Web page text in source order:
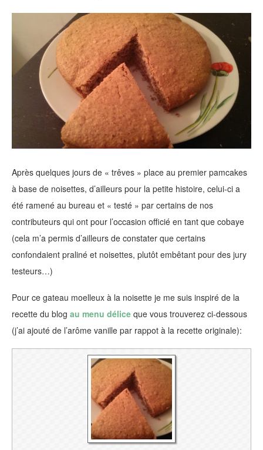
Après quelques jours de « trêves » place au premier pamcakes
à base de noisettes, d’ailleurs pour la petite histoire, celui-ci a
été ramené au bureau et « testé » par certains de nos
contributeurs qui ont pour l’occasion officié en tant que cobaye
(cela m’a permis d’ailleurs de constater que certains
confondaient praliné et noisettes, plutôt embêtant pour des jury
testeurs…)
Pour ce gateau moelleux à la noisette je me suis inspiré de la
recette du blog au menu délice que vous trouverez ci-dessous
(j’ai ajouté de l’arôme vanille par rappot à la recette originale):